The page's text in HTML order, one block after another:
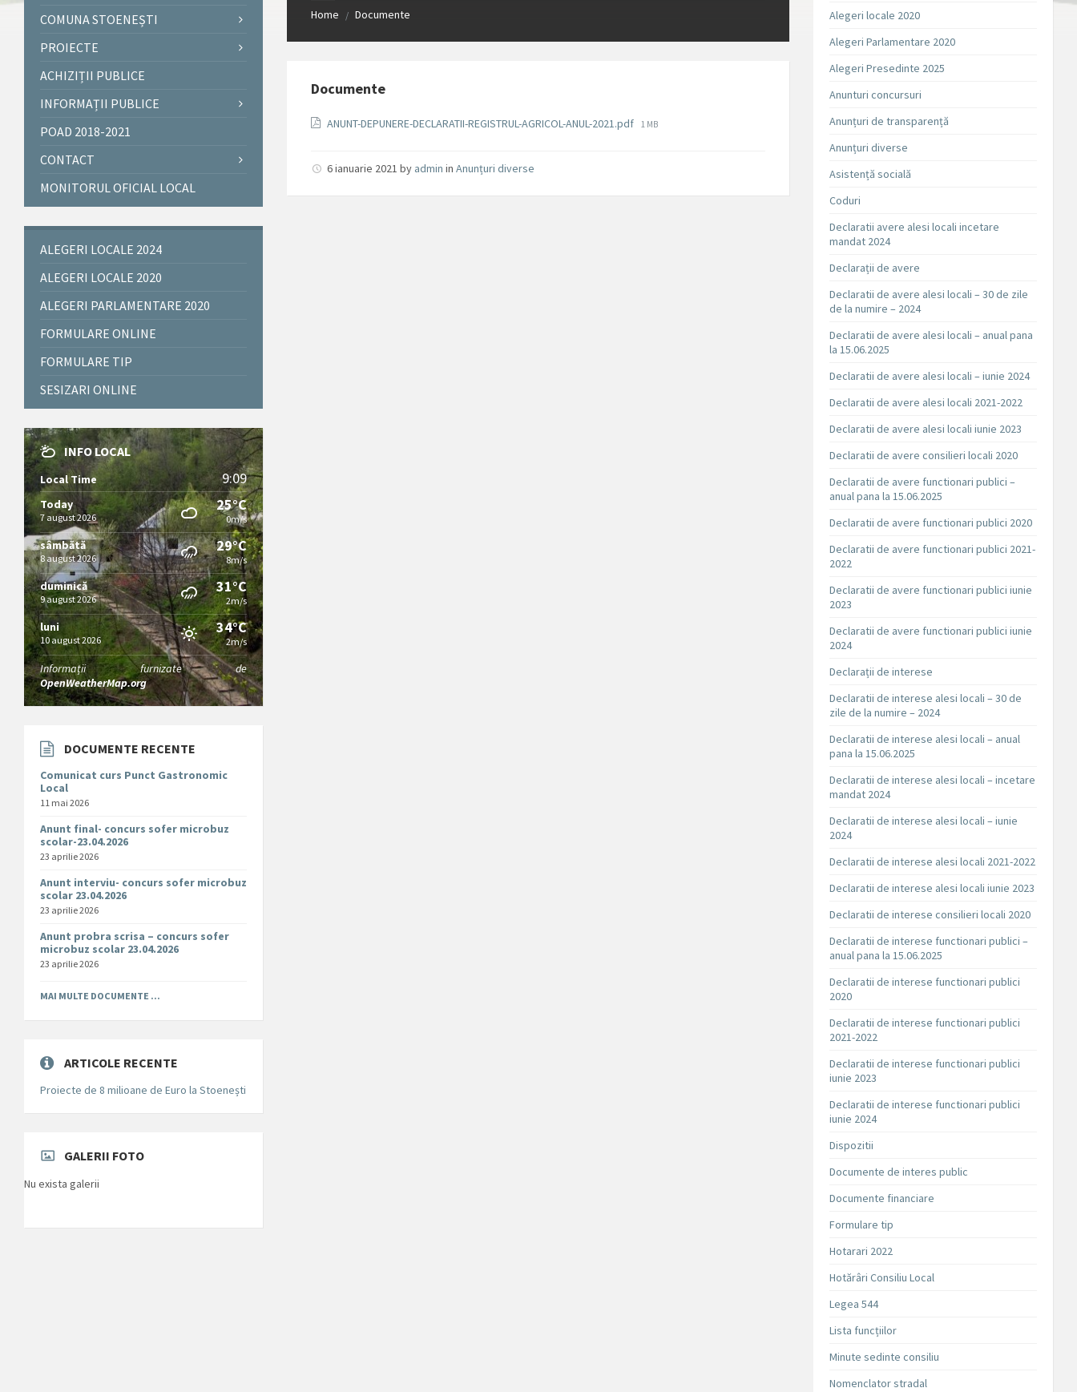
Home / Documente
Documente
ANUNT-DEPUNERE-DECLARATII-REGISTRUL-AGRICOL-ANUL-2021.pdf File
1 MB
6 ianuarie 2021by admin inAnunțuri diverse
COMUNA STOENEȘTI
PROIECTE
ACHIZIȚII PUBLICE
INFORMAȚII PUBLICE
POAD 2018-2021
CONTACT
MONITORUL OFICIAL LOCAL
ALEGERI LOCALE 2024
ALEGERI LOCALE 2020
ALEGERI PARLAMENTARE 2020
FORMULARE ONLINE
FORMULARE TIP
SESIZARI ONLINE
INFO LOCAL
Local Time 9:09
Today
7 august 2026
25°C
0m/s
sâmbătă
8 august 2026
29°C
8m/s
duminică
9 august 2026
31°C
2m/s
luni
10 august 2026
34°C
2m/s
Informații furnizate de
OpenWeatherMap.org
DOCUMENTE RECENTE
Comunicat curs Punct Gastronomic
Local
11 mai 2026
Anunt final- concurs sofer microbuz
scolar-23.04.2026
23 aprilie 2026
Anunt interviu- concurs sofer microbuz
scolar 23.04.2026
23 aprilie 2026
Anunt probra scrisa – concurs sofer
microbuz scolar 23.04.2026
23 aprilie 2026
MAI MULTE DOCUMENTE ...
ARTICOLE RECENTE
Proiecte de 8 milioane de Euro la Stoenești
GALERII FOTO
Nu exista galerii
Alegeri locale 2020
Alegeri Parlamentare 2020
Alegeri Presedinte 2025
Anunturi concursuri
Anunțuri de transparență
Anunțuri diverse
Asistență socială
Coduri
Declaratii avere alesi locali incetare
mandat 2024
Declarații de avere
Declaratii de avere alesi locali – 30 de zile
de la numire – 2024
Declaratii de avere alesi locali – anual pana
la 15.06.2025
Declaratii de avere alesi locali – iunie 2024
Declaratii de avere alesi locali 2021-2022
Declaratii de avere alesi locali iunie 2023
Declaratii de avere consilieri locali 2020
Declaratii de avere functionari publici –
anual pana la 15.06.2025
Declaratii de avere functionari publici 2020
Declaratii de avere functionari publici 2021-
2022
Declaratii de avere functionari publici iunie
2023
Declaratii de avere functionari publici iunie
2024
Declarații de interese
Declaratii de interese alesi locali – 30 de
zile de la numire – 2024
Declaratii de interese alesi locali – anual
pana la 15.06.2025
Declaratii de interese alesi locali – incetare
mandat 2024
Declaratii de interese alesi locali – iunie
2024
Declaratii de interese alesi locali 2021-2022
Declaratii de interese alesi locali iunie 2023
Declaratii de interese consilieri locali 2020
Declaratii de interese functionari publici –
anual pana la 15.06.2025
Declaratii de interese functionari publici
2020
Declaratii de interese functionari publici
2021-2022
Declaratii de interese functionari publici
iunie 2023
Declaratii de interese functionari publici
iunie 2024
Dispozitii
Documente de interes public
Documente financiare
Formulare tip
Hotarari 2022
Hotărâri Consiliu Local
Legea 544
Lista funcțiilor
Minute sedinte consiliu
Nomenclator stradal